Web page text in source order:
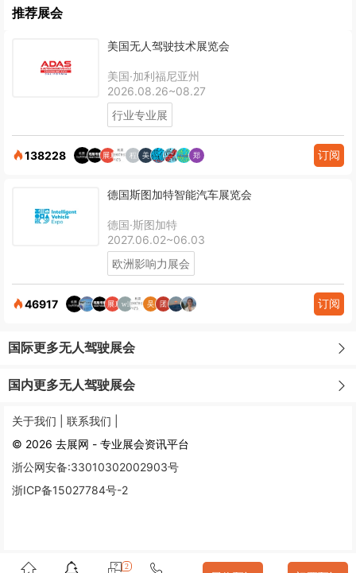
推荐展会
美国无人驾驶技术展览会
美国·加利福尼亚州
2026.08.26~08.27
行业专业展
138228 订阅
德国斯图加特智能汽车展览会
德国·斯图加特
2027.06.02~06.03
欧洲影响力展会
46917 订阅
国际更多无人驾驶展会
国内更多无人驾驶展会
2
关于我们 | 联系我们 |
© 2026 去展网 - 专业展会资讯平台
浙公网安备:33010302002903号
浙ICP备15027784号-2